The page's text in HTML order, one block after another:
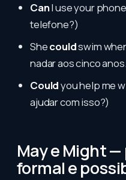
CanI use your
telefone?)
Shecouldswim
nadar aos cinco
Couldyou help me
ajudar com isso?)
May e Might
formal e